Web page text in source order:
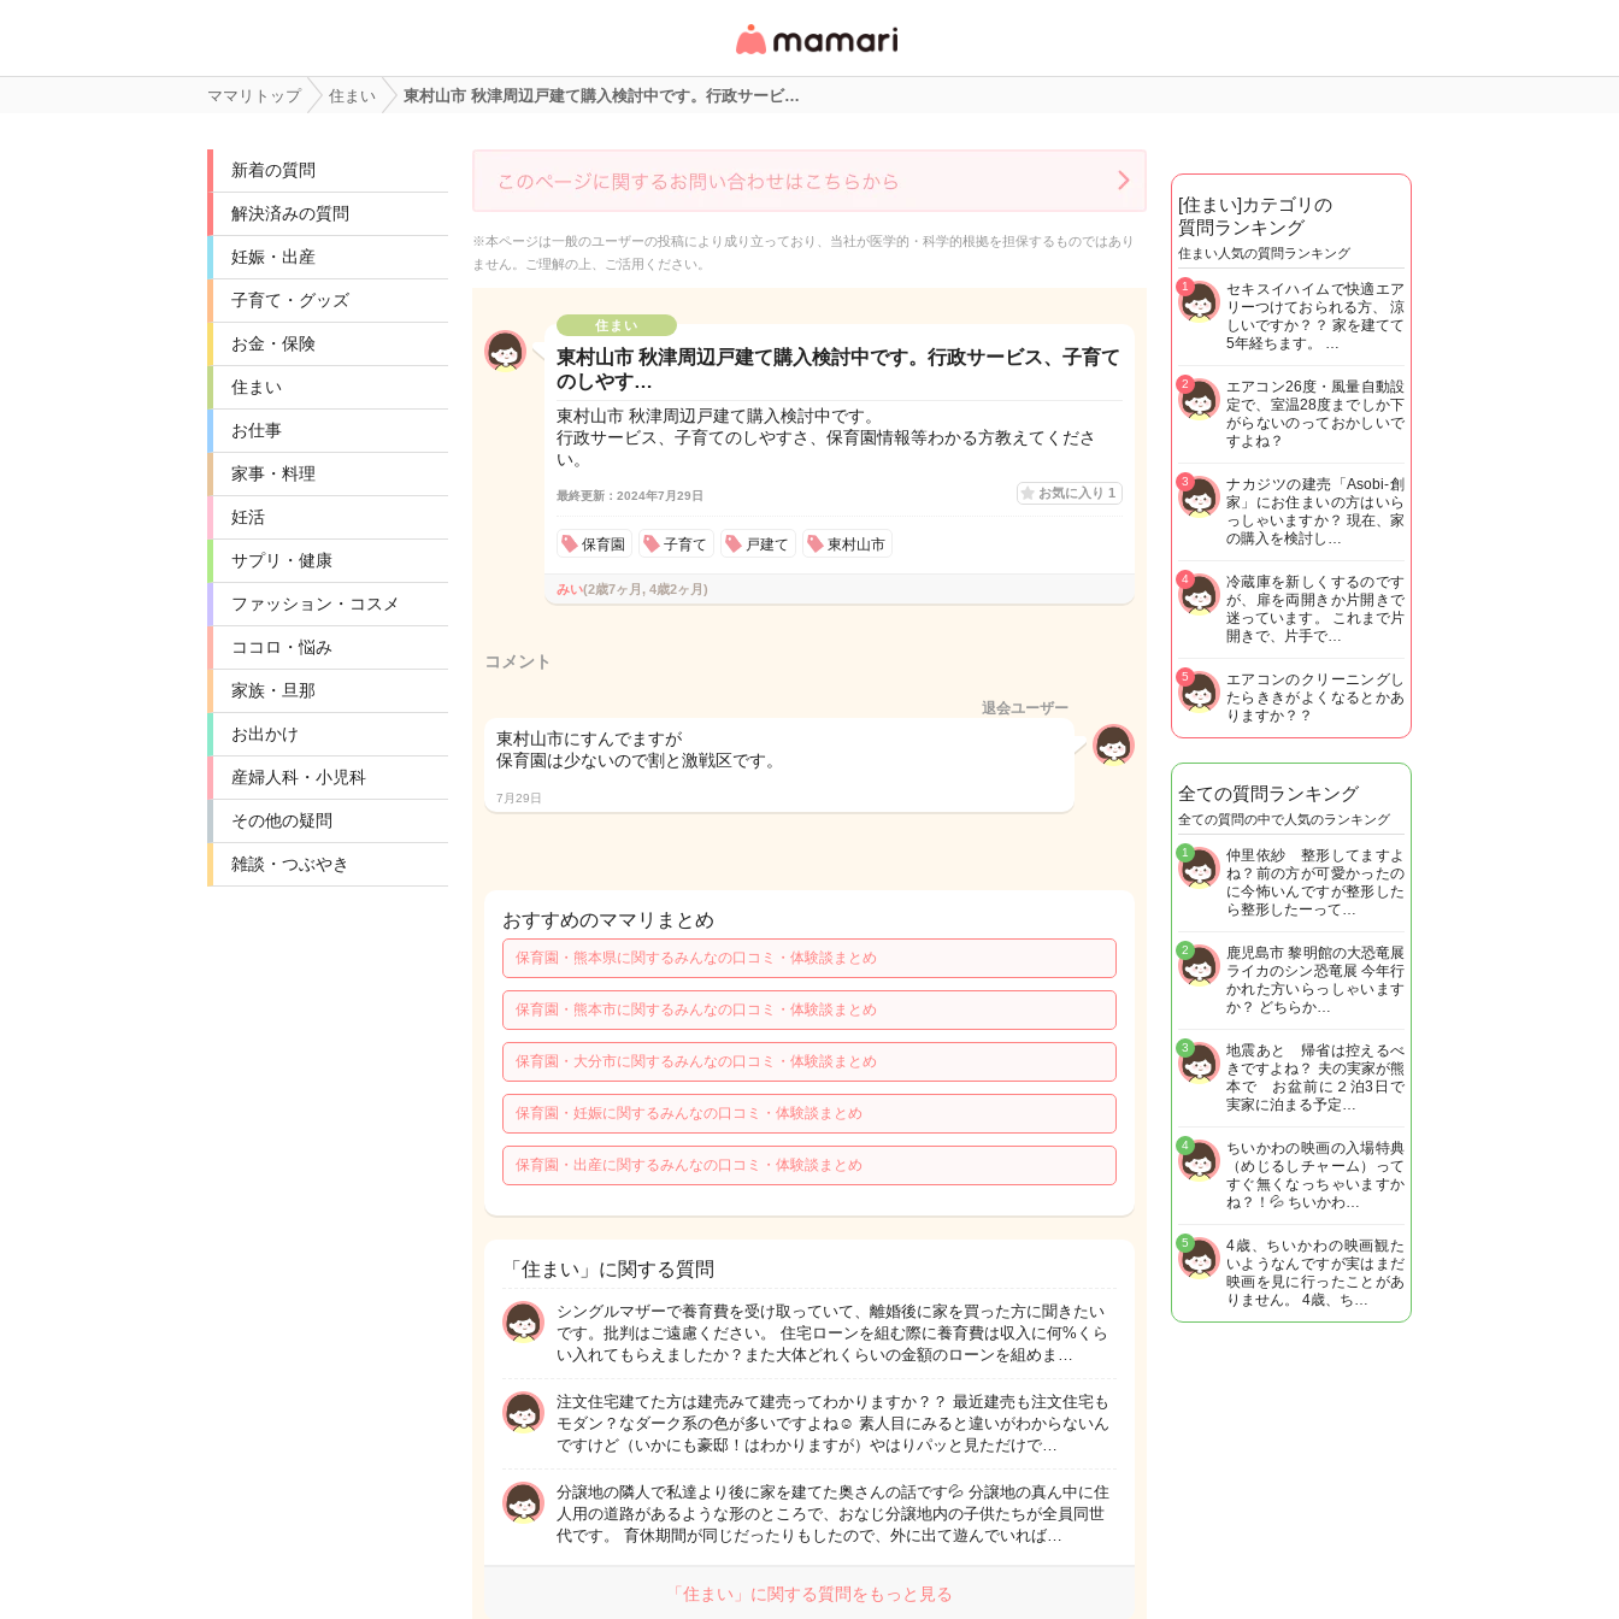
リ・情報サイト
ママリトップ 住まい 東村山市 秋津周辺戸建て購入検討中です。行政サービ…
新着の質問
解決済みの質問
妊娠・出産
子育て・グッズ
お金・保険
住まい
お仕事
家事・料理
妊活
サプリ・健康
ファッション・コスメ
ココロ・悩み
家族・旦那
お出かけ
産婦人科・小児科
その他の疑問
雑談・つぶやき
※本ページは一般のユーザーの投稿により成り立っており、当社が医学的・科学的根拠を担保するものではあり
ません。ご理解の上、ご活用ください。
住まい
東村山市 秋津周辺戸建て購入検討中です。行政サービス、子育て
のしやす…
東村山市 秋津周辺戸建て購入検討中です。
行政サービス、子育てのしやすさ、保育園情報等わかる方教えてくださ
い。
最終更新：2024年7月29日 お気に入り 1
保育園 子育て 戸建て 東村山市
みい(2歳7ヶ月, 4歳2ヶ月)
コメント
退会ユーザー
東村山市にすんでますが
保育園は少ないので割と激戦区です。
7月29日
おすすめのママリまとめ
保育園・熊本県に関するみんなの口コミ・体験談まとめ
保育園・熊本市に関するみんなの口コミ・体験談まとめ
保育園・大分市に関するみんなの口コミ・体験談まとめ
保育園・妊娠に関するみんなの口コミ・体験談まとめ
保育園・出産に関するみんなの口コミ・体験談まとめ
「住まい」に関する質問
シングルマザーで養育費を受け取っていて、離婚後に家を買った方に聞きたい
です。批判はご遠慮ください。 住宅ローンを組む際に養育費は収入に何%くら
い入れてもらえましたか？また大体どれくらいの金額のローンを組めま…
注文住宅建てた方は建売みて建売ってわかりますか？？ 最近建売も注文住宅も
モダン？なダーク系の色が多いですよね☺️ 素人目にみると違いがわからないん
ですけど（いかにも豪邸！はわかりますが）やはりパッと見ただけで…
分譲地の隣人で私達より後に家を建てた奥さんの話です💦 分譲地の真ん中に住
人用の道路があるような形のところで、おなじ分譲地内の子供たちが全員同世
代です。 育休期間が同じだったりもしたので、外に出て遊んでいれば…
「住まい」に関する質問をもっと見る
[住まい]カテゴリの
質問ランキング
住まい人気の質問ランキング
セキスイハイムで快適エア
リーつけておられる方、 涼
しいですか？？ 家を建てて
5年経ちます。 …
1
エアコン26度・風量自動設
定で、室温28度までしか下
がらないのっておかしいで
すよね？
2
ナカジツの建売「Asobi-創
家」にお住まいの方はいら
っしゃいますか？ 現在、家
の購入を検討し…
3
冷蔵庫を新しくするのです
が、扉を両開きか片開きで
迷っています。 これまで片
開きで、片手で…
4
エアコンのクリーニングし
たらききがよくなるとかあ
りますか？？
5
全ての質問ランキング
全ての質問の中で人気のランキング
仲里依紗 整形してますよ
ね？前の方が可愛かったの
に今怖いんですが整形した
ら整形したーって…
1
鹿児島市 黎明館の大恐竜展
ライカのシン恐竜展 今年行
かれた方いらっしゃいます
か？ どちらか…
2
地震あと 帰省は控えるべ
きですよね？ 夫の実家が熊
本で お盆前に２泊3日で
実家に泊まる予定…
3
ちいかわの映画の入場特典
（めじるしチャーム）って
すぐ無くなっちゃいますか
ね？！💦 ちいかわ…
4
4歳、ちいかわの映画観た
いようなんですが実はまだ
映画を見に行ったことがあ
りません。 4歳、ち…
5